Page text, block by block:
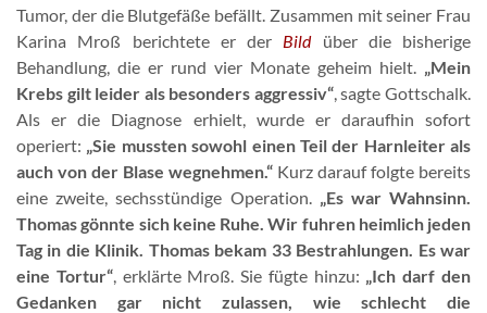
Tumor, der die Blutgefäße befällt. Zusammen mit seiner Frau
Karina Mroß berichtete er der Bildüber die bisherige
Behandlung, die er rund vier Monate geheim hielt.
„Mein
Krebs gilt leider als besonders aggressiv“, sagte Gottschalk.
Als er die Diagnose erhielt, wurde er daraufhin sofort
operiert: „Sie mussten sowohl einen Teil der Harnleiter als
auch von der Blase wegnehmen.“ Kurz darauf folgte bereits
eine zweite, sechsstündige Operation.
„Es war Wahnsinn.
Thomas gönnte sich keine Ruhe. Wir fuhren heimlich jeden
Tag in die Klinik. Thomas bekam 33 Bestrahlungen. Es war
eine Tortur“, erklärte Mroß. Sie fügte hinzu: „Ich darf den
Gedanken gar nicht zulassen,
wie schlecht die